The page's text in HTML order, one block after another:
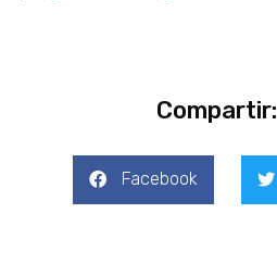
Compartir:
Facebook